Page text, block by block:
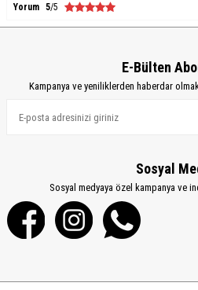
Yorum 5/5
E-Bülten
Kampanya ve yeniliklerden haberdar
Sosyal
Sosyal medyaya özel kampanya ve